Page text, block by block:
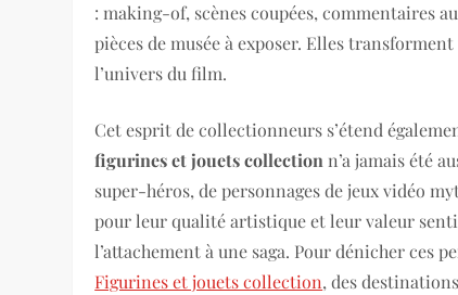
: making-of, scènes coupées, commentaires
pièces de musée à exposer. Elles
l’univers du film.
Cet esprit de collectionneurs s’étend
figurines et jouets collection n’a jamais été
super-héros, de personnages de jeux vidéo
pour leur qualité artistique et leur valeur
l’attachement à une saga. Pour dénicher ces
Figurines et jouets collection, des